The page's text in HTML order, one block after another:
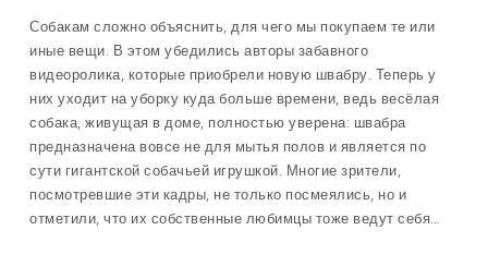
Собакам сложно объяснить, для чего мы покупаем те или
иные вещи. В этом убедились авторы забавного
видеоролика, которые приобрели новую швабру. Теперь у
них уходит на уборку куда больше времени, ведь весёлая
собака, живущая в доме, полностью уверена: швабра
предназначена вовсе не для мытья полов и является по
сути гигантской собачьей игрушкой. Многие зрители,
посмотревшие эти кадры, не только посмеялись, но и
отметили, что их собственные любимцы тоже ведут себя…